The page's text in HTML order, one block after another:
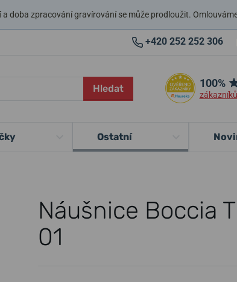
a doba zpracování gravírování se může prodloužit.
+420 252 252 306
Hledat 100%
Ostatní
Náušnice Boccia
01